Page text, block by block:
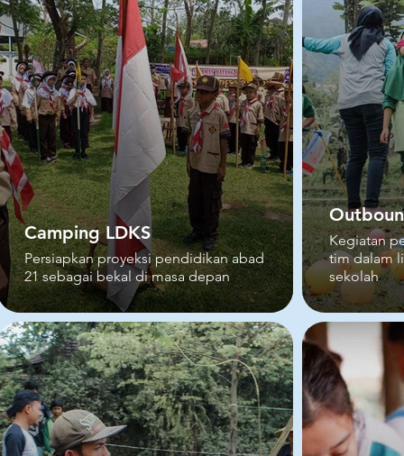
Camping LDKS
Persiapkan proyeksi pendidikan abad
21 sebagai bekal di masa depan
Kegiatan
tim dalam
sekolah